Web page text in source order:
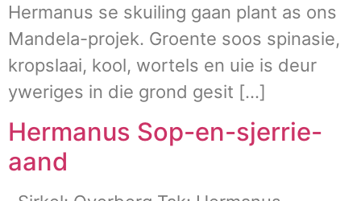
Hermanus se skuiling gaan plant as ons
Mandela-projek. Groente soos spinasie,
kropslaai, kool, wortels en uie is deur
yweriges in die grond gesit […]
Hermanus Sop-en-sjerrie-
aand